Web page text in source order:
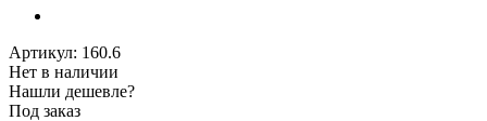
Артикул: 160.6
Нет в наличии
Нашли дешевле?
Под заказ